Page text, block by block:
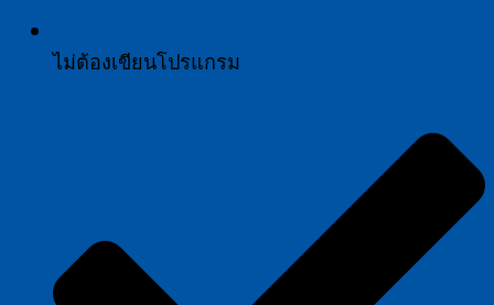
ไม่ต้องเขียนโปรแกรม